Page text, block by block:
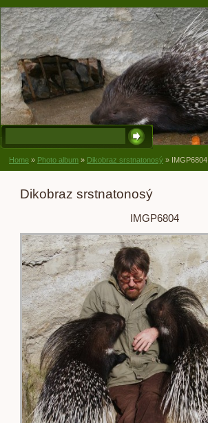
Home » Photo album » Dikobraz srstnatonosý » IMGP6804
Dikobraz srstnatonosý
IMGP6804